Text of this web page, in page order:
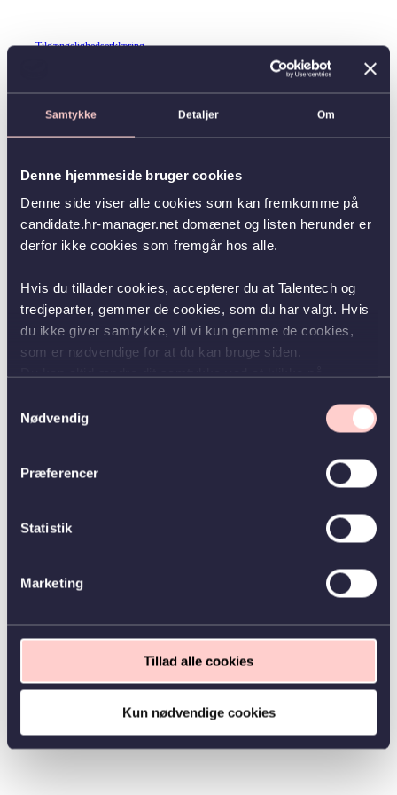
Samtykke Detaljer Om
Denne hjemmeside bruger cookies
Denne side viser alle cookies som kan fremkomme på
candidate.hr-manager.net domænet og listen herunder er
derfor ikke cookies som fremgår hos alle.
Hvis du tillader cookies, accepterer du at Talentech og
tredjeparter, gemmer de cookies, som du har valgt. Hvis
du ikke giver samtykke, vil vi kun gemme de cookies,
som er nødvendige for at du kan bruge siden.
Nødvendig
Præferencer
Statistik
Marketing
Tillad alle cookies
Kun nødvendige cookies
Tilgængelighedserklæring